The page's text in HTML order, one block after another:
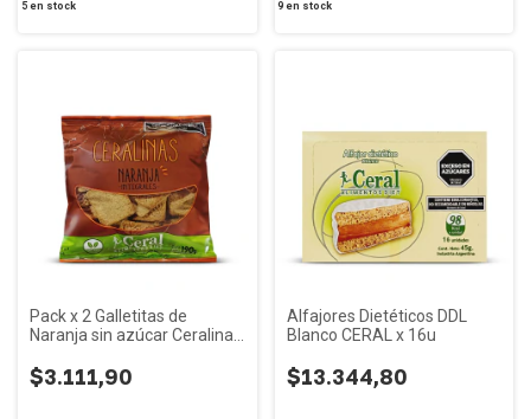
5en stock 9 en stock
Pack x 2 Galletitas de
Naranja sin azúcar Ceralinas
$3.111,90
Alfajores Dietéticos DDL
Blanco CERAL x 16u
$13.344,80